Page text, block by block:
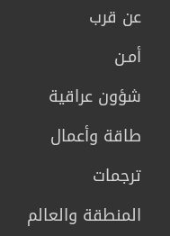
عن قرب
أمـن
شؤون عراقية
طاقة وأعمال
ترجمات
المنطقة والعالم